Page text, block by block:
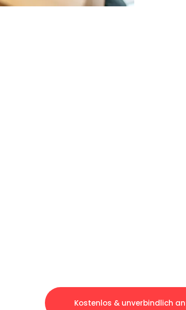
Kostenlos & unverbindlich